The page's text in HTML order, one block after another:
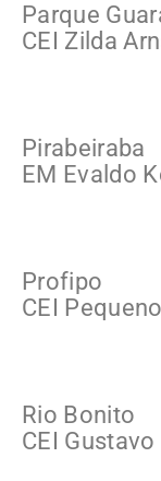
Parque
CEI Zilda
Pirabeiraba
EM Evaldo
Profipo
CEI
Rio Bonito
CEI